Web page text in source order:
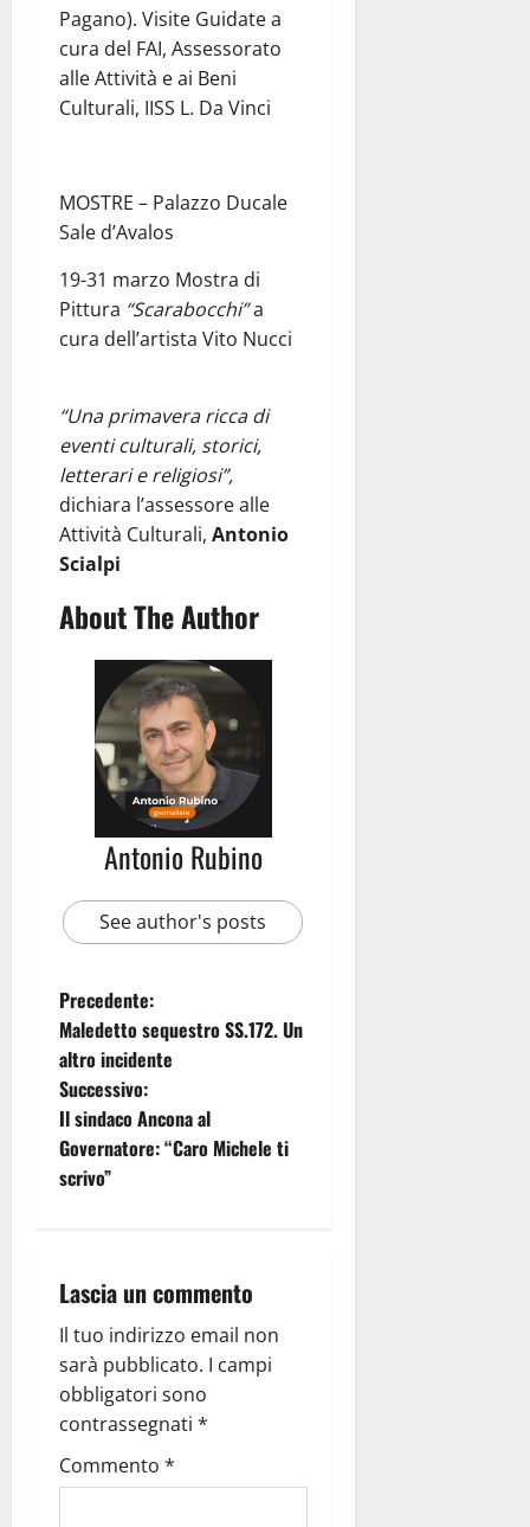
Pagano). Visite Guidate a
cura del FAI, Assessorato
alle Attività e ai Beni
Culturali, IISS L. Da Vinci
MOSTRE – Palazzo Ducale
Sale d’Avalos
19-31 marzo Mostra di
Pittura “Scarabocchi”a
cura dell’artista Vito Nucci
“Una primavera ricca di
eventi culturali, storici,
letterari e religiosi”,
dichiara l’assessore alle
Attività Culturali, Antonio
Scialpi
About The Author
Antonio Rubino
See author's posts
Precedente:
Maledetto sequestro SS.172. Un
altro incidente
Successivo:
Il sindaco Ancona al
Governatore: “Caro Michele ti
scrivo”
Lascia un commento
Il tuo indirizzo email non
sarà pubblicato. I campi
obbligatori sono
contrassegnati *
Commento *